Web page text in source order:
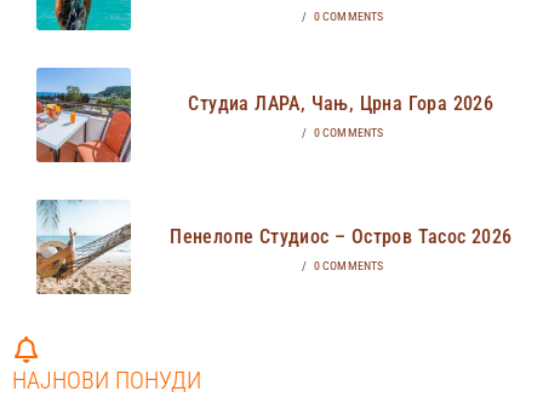
/ 0 COMMENTS
Студиа ЛАРА, Чањ, Црна Гора 2026
/ 0 COMMENTS
Пенелопе Студиос – Остров Тасос 2026
/ 0 COMMENTS
НАЈНОВИ ПОНУДИ